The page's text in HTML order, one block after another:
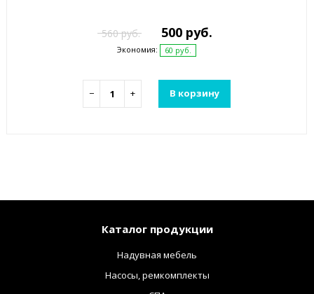
560 руб. 500 руб.
Экономия: 60 руб.
− + В корзину
Каталог продукции
Надувная мебель
Насосы, ремкомплекты